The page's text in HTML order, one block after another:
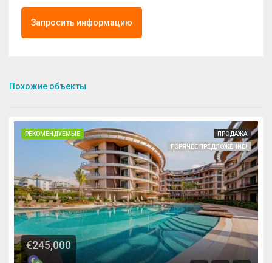
Запросить информацию
Похожие объекты
РЕКОМЕНДУЕМЫЕ
ПРОДАЖА
ГОРЯЧЕЕ ПРЕДЛОЖЕНИЕ!
€245,000